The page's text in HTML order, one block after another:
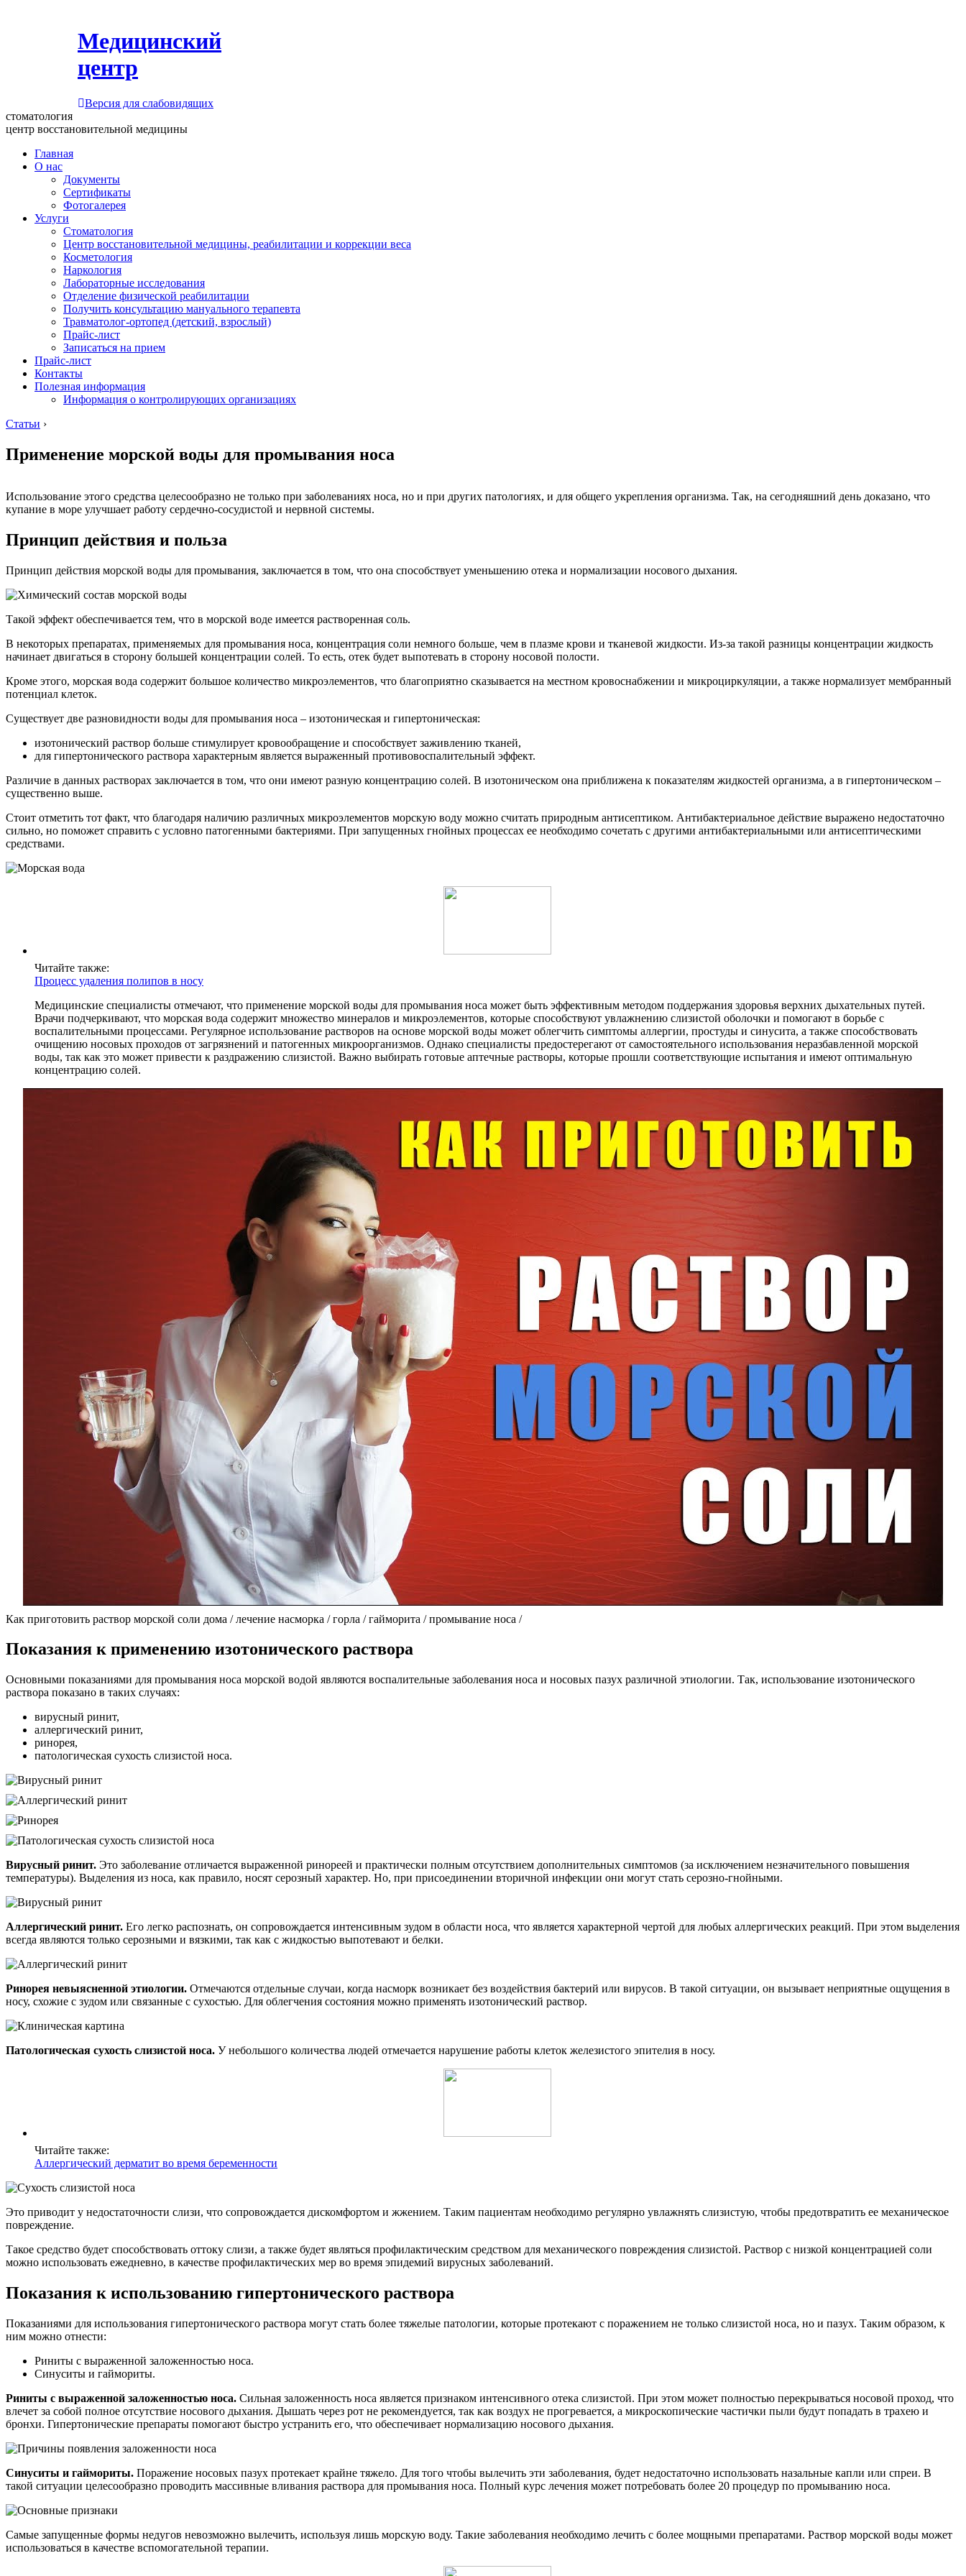
Медицинский
центр
Версия для слабовидящих
стоматология
центр восстановительной медицины
Главная
О нас
Документы
Сертификаты
Фотогалерея
Услуги
Стоматология
Центр восстановительной медицины, реабилитации и коррекции веса
Косметология
Наркология
Лабораторные исследования
Отделение физической реабилитации
Получить консультацию мануального терапевта
Травматолог-ортопед (детский, взрослый)
Прайс-лист
Записаться на прием
Прайс-лист
Контакты
Полезная информация
Информация о контролирующих организациях
Статьи ›
Применение морской воды для промывания носа
Использование этого средства целесообразно не только при заболеваниях носа, но и при других патологиях, и для общего укрепления организма. Так, на сегодняшний день доказано, что
купание в море улучшает работу сердечно-сосудистой и нервной системы.
Принцип действия и польза
Принцип действия морской воды для промывания, заключается в том, что она способствует уменьшению отека и нормализации носового дыхания.
Такой эффект обеспечивается тем, что в морской воде имеется растворенная соль.
В некоторых препаратах, применяемых для промывания носа, концентрация соли немного больше, чем в плазме крови и тканевой жидкости. Из-за такой разницы концентрации жидкость
начинает двигаться в сторону большей концентрации солей. То есть, отек будет выпотевать в сторону носовой полости.
Кроме этого, морская вода содержит большое количество микроэлементов, что благоприятно сказывается на местном кровоснабжении и микроциркуляции, а также нормализует мембранный
потенциал клеток.
Существует две разновидности воды для промывания носа – изотоническая и гипертоническая:
изотонический раствор больше стимулирует кровообращение и способствует заживлению тканей,
для гипертонического раствора характерным является выраженный противовоспалительный эффект.
Различие в данных растворах заключается в том, что они имеют разную концентрацию солей. В изотоническом она приближена к показателям жидкостей организма, а в гипертоническом –
существенно выше.
Стоит отметить тот факт, что благодаря наличию различных микроэлементов морскую воду можно считать природным антисептиком. Антибактериальное действие выражено недостаточно
сильно, но поможет справить с условно патогенными бактериями. При запущенных гнойных процессах ее необходимо сочетать с другими антибактериальными или антисептическими
средствами.
Читайте также:
Процесс удаления полипов в носу
Медицинские специалисты отмечают, что применение морской воды для промывания носа может быть эффективным методом поддержания здоровья верхних дыхательных путей.
Врачи подчеркивают, что морская вода содержит множество минералов и микроэлементов, которые способствуют увлажнению слизистой оболочки и помогают в борьбе с
воспалительными процессами. Регулярное использование растворов на основе морской воды может облегчить симптомы аллергии, простуды и синусита, а также способствовать
очищению носовых проходов от загрязнений и патогенных микроорганизмов. Однако специалисты предостерегают от самостоятельного использования неразбавленной морской
воды, так как это может привести к раздражению слизистой. Важно выбирать готовые аптечные растворы, которые прошли соответствующие испытания и имеют оптимальную
концентрацию солей.
Как приготовить раствор морской соли дома / лечение насморка / горла / гайморита / промывание носа /
Показания к применению изотонического раствора
Основными показаниями для промывания носа морской водой являются воспалительные заболевания носа и носовых пазух различной этиологии. Так, использование изотонического
раствора показано в таких случаях:
вирусный ринит,
аллергический ринит,
ринорея,
патологическая сухость слизистой носа.
Вирусный ринит. Это заболевание отличается выраженной ринореей и практически полным отсутствием дополнительных симптомов (за исключением незначительного повышения
температуры). Выделения из носа, как правило, носят серозный характер. Но, при присоединении вторичной инфекции они могут стать серозно-гнойными.
Аллергический ринит. Его легко распознать, он сопровождается интенсивным зудом в области носа, что является характерной чертой для любых аллергических реакций. При этом выделения
всегда являются только серозными и вязкими, так как с жидкостью выпотевают и белки.
Ринорея невыясненной этиологии. Отмечаются отдельные случаи, когда насморк возникает без воздействия бактерий или вирусов. В такой ситуации, он вызывает неприятные ощущения в
носу, схожие с зудом или связанные с сухостью. Для облегчения состояния можно применять изотонический раствор.
Патологическая сухость слизистой носа. У небольшого количества людей отмечается нарушение работы клеток железистого эпителия в носу.
Читайте также:
Аллергический дерматит во время беременности
Это приводит у недостаточности слизи, что сопровождается дискомфортом и жжением. Таким пациентам необходимо регулярно увлажнять слизистую, чтобы предотвратить ее механическое
повреждение.
Такое средство будет способствовать оттоку слизи, а также будет являться профилактическим средством для механического повреждения слизистой. Раствор с низкой концентрацией соли
можно использовать ежедневно, в качестве профилактических мер во время эпидемий вирусных заболеваний.
Показания к использованию гипертонического раствора
Показаниями для использования гипертонического раствора могут стать более тяжелые патологии, которые протекают с поражением не только слизистой носа, но и пазух. Таким образом, к
ним можно отнести:
Риниты с выраженной заложенностью носа.
Синуситы и гаймориты.
Риниты с выраженной заложенностью носа. Сильная заложенность носа является признаком интенсивного отека слизистой. При этом может полностью перекрываться носовой проход, что
влечет за собой полное отсутствие носового дыхания. Дышать через рот не рекомендуется, так как воздух не прогревается, а микроскопические частички пыли будут попадать в трахею и
бронхи. Гипертонические препараты помогают быстро устранить его, что обеспечивает нормализацию носового дыхания.
Синуситы и гаймориты. Поражение носовых пазух протекает крайне тяжело. Для того чтобы вылечить эти заболевания, будет недостаточно использовать назальные капли или спреи. В
такой ситуации целесообразно проводить массивные вливания раствора для промывания носа. Полный курс лечения может потребовать более 20 процедур по промыванию носа.
Самые запущенные формы недугов невозможно вылечить, используя лишь морскую воду. Такие заболевания необходимо лечить с более мощными препаратами. Раствор морской воды может
использоваться в качестве вспомогательной терапии.